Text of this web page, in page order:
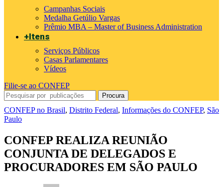
Campanhas Sociais
Medalha Getúlio Vargas
Prêmio MBA – Master of Business Administration
+Itens
Serviços Públicos
Casas Parlamentares
Vídeos
Filie-se ao CONFEP
Procura
CONFEP no Brasil, Distrito Federal, Informações do CONFEP, São
Paulo
CONFEP REALIZA REUNIÃO
CONJUNTA DE DELEGADOS E
PROCURADORES EM SÃO PAULO